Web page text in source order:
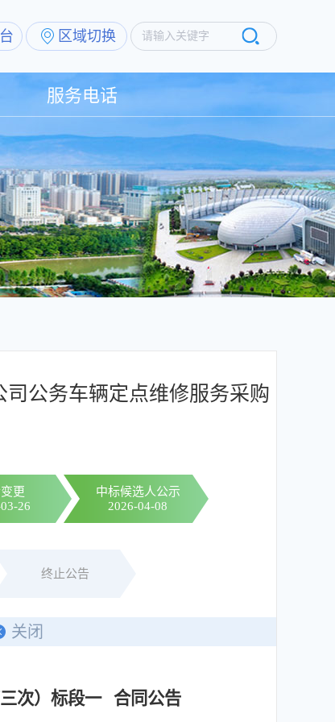
区域切换 请输入关键字
服务电话
公务车辆定点维修服务采购
更
26
中标候选人公示
2026-04-08
终止公告
关闭
次）标段一 合同公告